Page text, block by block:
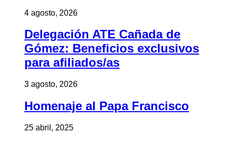
4 agosto, 2026
Delegación ATE Cañada de
Gómez: Beneficios exclusivos
para afiliados/as
3 agosto, 2026
Homenaje al Papa Francisco
25 abril, 2025